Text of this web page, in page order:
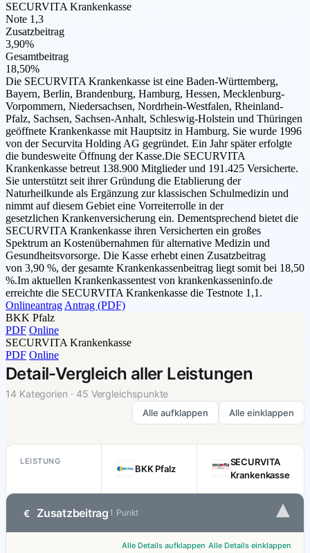
SECURVITA Krankenkasse
Note 1,3
Zusatzbeitrag
3,90%
Gesamtbeitrag
18,50%
Die SECURVITA Krankenkasse ist eine Baden-Württemberg,
Bayern, Berlin, Brandenburg, Hamburg, Hessen, Mecklenburg-
Vorpommern, Niedersachsen, Nordrhein-Westfalen, Rheinland-
Pfalz, Sachsen, Sachsen-Anhalt, Schleswig-Holstein und Thüringen
geöffnete Krankenkasse mit Hauptsitz in Hamburg. Sie wurde 1996
von der Securvita Holding AG gegründet. Ein Jahr später erfolgte
die bundesweite Öffnung der Kasse.Die SECURVITA
Krankenkasse betreut 138.900 Mitglieder und 191.425 Versicherte.
Sie unterstützt seit ihrer Gründung die Etablierung der
Naturheilkunde als Ergänzung zur klassischen Schulmedizin und
nimmt auf diesem Gebiet eine Vorreiterrolle in der
gesetzlichen Krankenversicherung ein. Dementsprechend bietet die
SECURVITA Krankenkasse ihren Versicherten ein großes
Spektrum an Kostenübernahmen für alternative Medizin und
Gesundheitsvorsorge. Die Kasse erhebt einen Zusatzbeitrag
von 3,90 %, der gesamte Krankenkassenbeitrag liegt somit bei 18,50
%.Im aktuellen Krankenkassentest von krankenkasseninfo.de
erreichte die SECURVITA Krankenkasse die Testnote 1,1.
Onlineantrag Antrag (PDF)
BKK Pfalz
PDF Online
SECURVITA Krankenkasse
PDF Online
Detail-Vergleich aller Leistungen
14 Kategorien · 45 Vergleichspunkte
Alle aufklappen Alle einklappen
LEISTUNG
BKK Pfalz
SECURVITA
Krankenkasse
€ Zusatzbeitrag 1 Punkt ▾
Alle Details aufklappen Alle Details einklappen